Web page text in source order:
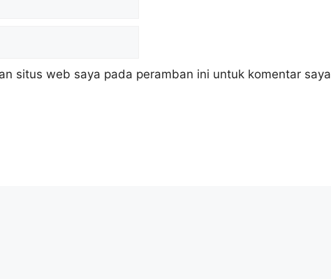
situs web saya pada peramban ini untuk komentar saya